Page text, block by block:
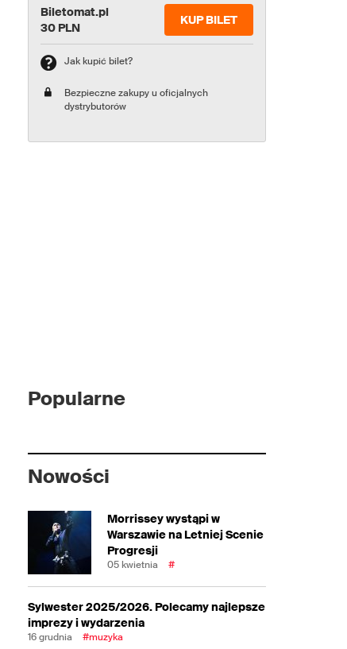
Biletomat.pl
30 PLN
KUP BILET
Jak kupić bilet?
Bezpieczne zakupy u oficjalnych
dystrybutorów
Popularne
Nowości
Morrissey wystąpi w
Warszawie na Letniej Scenie
Progresji
05 kwietnia #
Sylwester 2025/2026. Polecamy najlepsze
imprezy i wydarzenia
16 grudnia #muzyka